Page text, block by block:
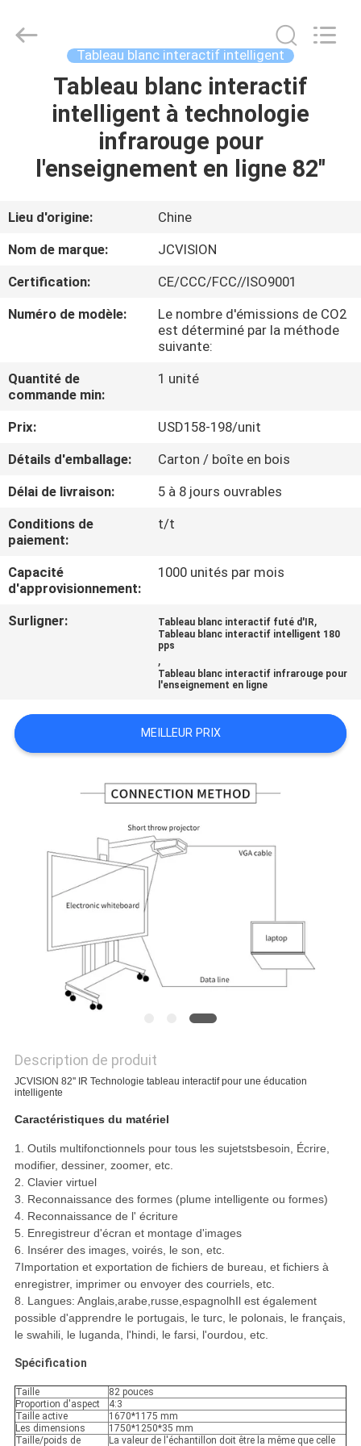
À
PROPOS
NOUS
VISITE
DE
L'USINE
CONTRÔLE
DE
LA
QUALITÉ
NOUS
LES
UN DEVIS
PLAN
POLITIQUE
CONFIDENTIALITÉ
Interactive
Technology
Tableau blanc interactif intelligent
Tableau blanc interactif
intelligent à technologie
infrarouge pour
l'enseignement en ligne 82''
Lieu d'origine:
Chine
Nom de marque:
JCVISION
Certification:
CE/CCC/FCC//ISO9001
Numéro de modèle:
Le nombre d'émissions de CO2
est déterminé par la méthode
suivante:
Quantité de
commande min:
1 unité
Prix:
USD158-198/unit
Détails d'emballage:
Carton / boîte en bois
Délai de livraison:
5 à 8 jours ouvrables
Conditions de
paiement:
t/t
Capacité
d'approvisionnement:
1000 unités par mois
Surligner: Tableau blanc interactif futé d'IR,
Tableau blanc interactif intelligent 180
pps
,
Tableau blanc interactif infrarouge pour
l'enseignement en ligne
MEILLEUR PRIX
Description de produit
JCVISION 82'' IR Technologie tableau interactif pour une éducation
intelligente
Caractéristiques du matériel
1. Outils multifonctionnels pour tous les sujetstsbesoin, Écrire,
modifier, dessiner, zoomer, etc.
2. Clavier virtuel
3. Reconnaissance des formes (plume intelligente ou formes)
4. Reconnaissance de l' écriture
5. Enregistreur d'écran et montage d'images
6. Insérer des images, voirés, le son, etc.
7Importation et exportation de fichiers de bureau, et fichiers à
enregistrer, imprimer ou envoyer des courriels, etc.
8. Langues: Anglais,arabe,russe,espagnolhIl est également
possible d'apprendre le portugais, le turc, le polonais, le français,
le swahili, le luganda, l'hindi, le farsi, l'ourdou, etc.
Spécification
Taille
82 pouces
Proportion d'aspect
4:3
Taille active
1670*1175 mm
Les dimensions
1750*1250*35 mm
Taille/poids de
La valeur de l'échantillon doit être la même que celle